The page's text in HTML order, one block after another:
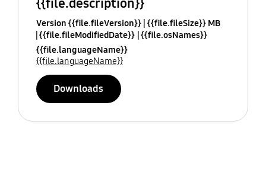
Version {{file.fileVersion}} {{file.fileSize}} MB
{{file.fileModifiedDate}} {{file.osNames}}
{{file.languageName}}
{{file.languageName}}
Downloads